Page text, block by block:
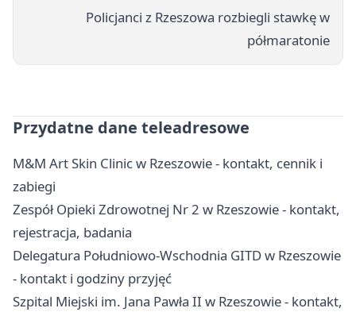
Policjanci z Rzeszowa rozbiegli stawkę w
półmaratonie
Przydatne dane teleadresowe
M&M Art Skin Clinic w Rzeszowie - kontakt, cennik i
zabiegi
Zespół Opieki Zdrowotnej Nr 2 w Rzeszowie - kontakt,
rejestracja, badania
Delegatura Południowo-Wschodnia GITD w Rzeszowie
- kontakt i godziny przyjęć
Szpital Miejski im. Jana Pawła II w Rzeszowie - kontakt,